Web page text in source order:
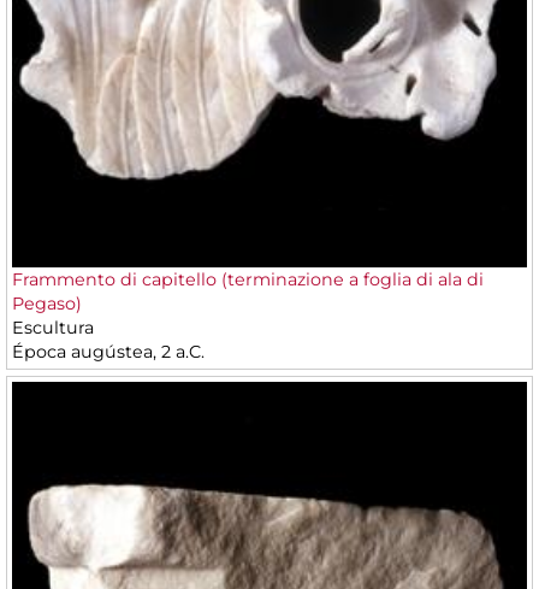
Frammento di capitello (terminazione a foglia di ala di
Pegaso)
Escultura
Época augústea, 2 a.C.